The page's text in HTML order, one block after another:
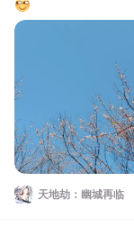
天地劫：幽城再临